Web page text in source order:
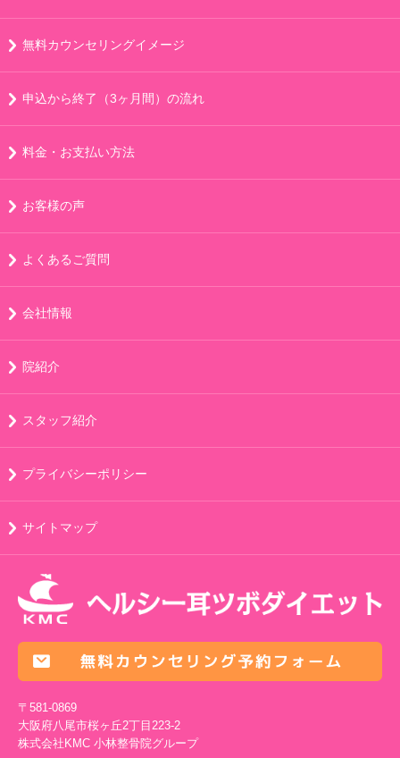
無料カウンセリングイメージ
申込から終了（3ヶ月間）の流れ
料金・お支払い方法
お客様の声
よくあるご質問
会社情報
院紹介
スタッフ紹介
プライバシーポリシー
サイトマップ
〒581-0869
大阪府八尾市桜ヶ丘2丁目223-2
株式会社KMC 小林整骨院グループ